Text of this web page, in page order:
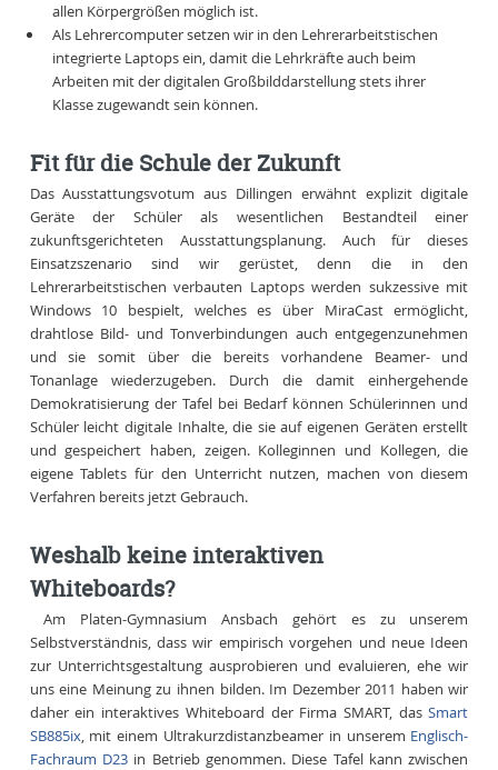
allen Körpergrößen möglich ist.
Als Lehrercomputer setzen wir in den Lehrerarbeitstischen
integrierte Laptops ein, damit die Lehrkräfte auch beim
Arbeiten mit der digitalen Großbilddarstellung stets ihrer
Klasse zugewandt sein können.
Fit für die Schule der Zukunft
Das Ausstattungsvotum aus Dillingen erwähnt explizit digitale
Geräte der Schüler als wesentlichen Bestandteil einer
zukunftsgerichteten Ausstattungsplanung. Auch für dieses
Einsatzszenario sind wir gerüstet, denn die in den
Lehrerarbeitstischen verbauten Laptops werden sukzessive mit
Windows 10 bespielt, welches es über MiraCast ermöglicht,
drahtlose Bild- und Tonverbindungen auch entgegenzunehmen
und sie somit über die bereits vorhandene Beamer- und
Tonanlage wiederzugeben. Durch die damit einhergehende
Demokratisierung der Tafel bei Bedarf können Schülerinnen und
Schüler leicht digitale Inhalte, die sie auf eigenen Geräten erstellt
und gespeichert haben, zeigen. Kolleginnen und Kollegen, die
eigene Tablets für den Unterricht nutzen, machen von diesem
Verfahren bereits jetzt Gebrauch.
Weshalb keine interaktiven
Whiteboards?
Am Platen-Gymnasium Ansbach gehört es zu unserem
Selbstverständnis, dass wir empirisch vorgehen und neue Ideen
zur Unterrichtsgestaltung ausprobieren und evaluieren, ehe wir
uns eine Meinung zu ihnen bilden. Im Dezember 2011 haben wir
daher ein interaktives Whiteboard der Firma SMART, dasSmart
SB885ix, mit einem Ultrakurzdistanzbeamer in unserem Englisch-
Fachraum D23 in Betrieb genommen. Diese Tafel kann zwischen